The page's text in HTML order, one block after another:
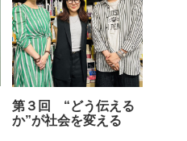
第３回 “どう伝える
か”が社会を変える